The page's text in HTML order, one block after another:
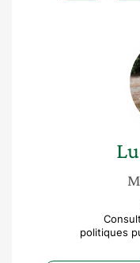
politiques